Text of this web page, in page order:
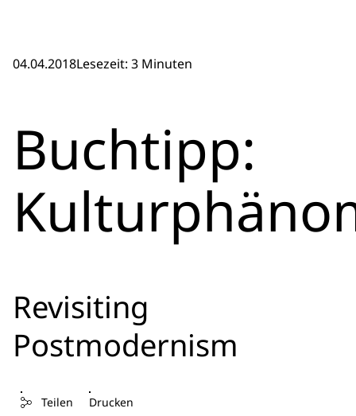
04.04.2018Lesezeit: 3 Minuten
Buchtipp:
Revisiting
Postmodernism
Teilen Drucken